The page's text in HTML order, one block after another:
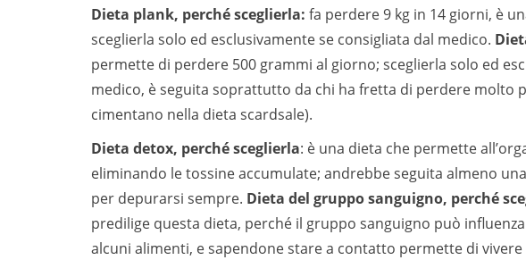
Dieta plank, perché sceglierla: fa perdere 9 kg in 14 giorni, è
sceglierla solo ed esclusivamente se consigliata dal medico.
permette di perdere 500 grammi al giorno; sceglierla solo ed
medico, è seguita soprattutto da chi ha fretta di perdere molto
cimentano nella dieta scardsale).
Dieta detox, perché sceglierla: è una dieta che permette
eliminando le tossine accumulate; andrebbe seguita almeno
per depurarsi sempre. Dieta del gruppo sanguigno, perché
predilige questa dieta, perché il gruppo sanguigno può
alcuni alimenti, e sapendone stare a contatto permette di